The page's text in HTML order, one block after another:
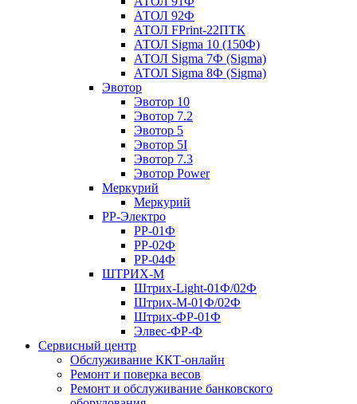
АТОЛ 92Ф
АТОЛ FPrint-22ПТК
АТОЛ Sigma 10 (150Ф)
АТОЛ Sigma 7Ф (Sigma)
АТОЛ Sigma 8Ф (Sigma)
Эвотор
Эвотор 10
Эвотор 7.2
Эвотор 5
Эвотор 5I
Эвотор 7.3
Эвотор Power
Меркурий
Меркурий
РР-Электро
РР-01Ф
РР-02Ф
РР-04Ф
ШТРИХ-М
Штрих-Light-01Ф/02Ф
Штрих-М-01Ф/02Ф
Штрих-ФР-01Ф
Элвес-ФР-Ф
Сервисный центр
Обслуживание ККТ-онлайн
Ремонт и поверка весов
Ремонт и обслуживание банковского